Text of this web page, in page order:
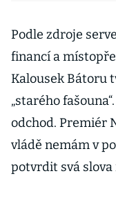
Podle zdroje
financí a
Kalousek Bátoru
„starého
odchod. Premiér
vládě nemám v
potvrdit svá